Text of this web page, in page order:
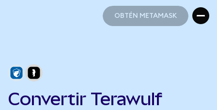
OBTÉN METAMASK
Convertir Terawulf